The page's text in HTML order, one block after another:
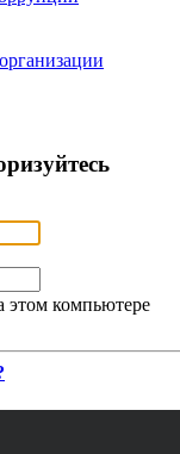
этом компьютере